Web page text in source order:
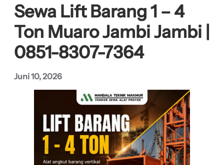
Sewa Lift Barang 1 – 4
Ton Muaro Jambi Jambi |
0851-8307-7364
Juni 10, 2026